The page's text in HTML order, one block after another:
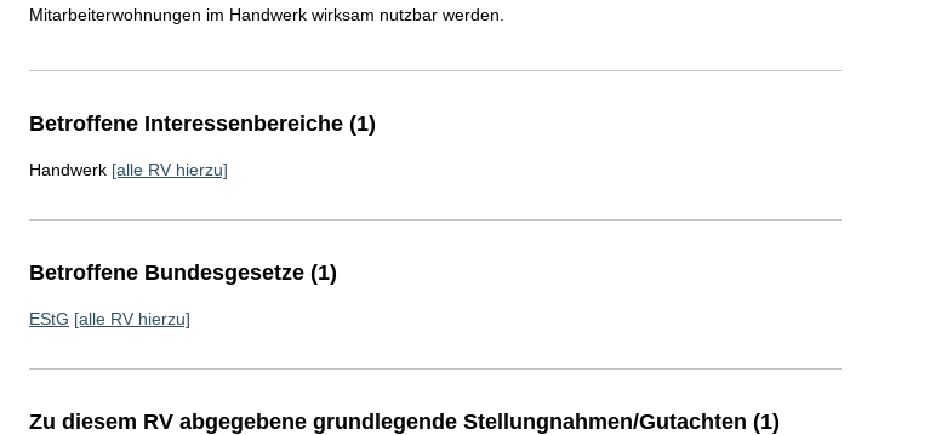
Mitarbeiterwohnungen im Handwerk wirksam nutzbar werden.
Betroffene Interessenbereiche (1)
Handwerk [alle RV hierzu]
Betroffene Bundesgesetze (1)
EStG [alle RV hierzu]
Zu diesem RV abgegebene grundlegende Stellungnahmen/Gutachten (1)